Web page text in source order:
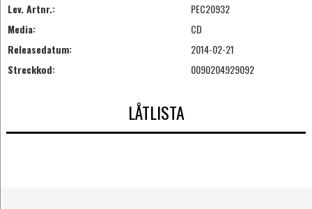
Lev. Artnr.:
PEC20932
Media:
CD
Releasedatum:
2014-02-21
Streckkod:
0090204929092
LÅTLISTA